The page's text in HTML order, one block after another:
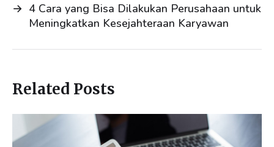
→ 4 Cara yang Bisa Dilakukan Perusahaan untuk
Meningkatkan Kesejahteraan Karyawan
Related Posts